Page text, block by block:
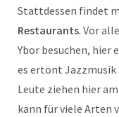
Stattdessen findet
Restaurants. Vor
Ybor besuchen, hier
es ertönt Jazzmusik
Leute ziehen hier
kann für viele Arten